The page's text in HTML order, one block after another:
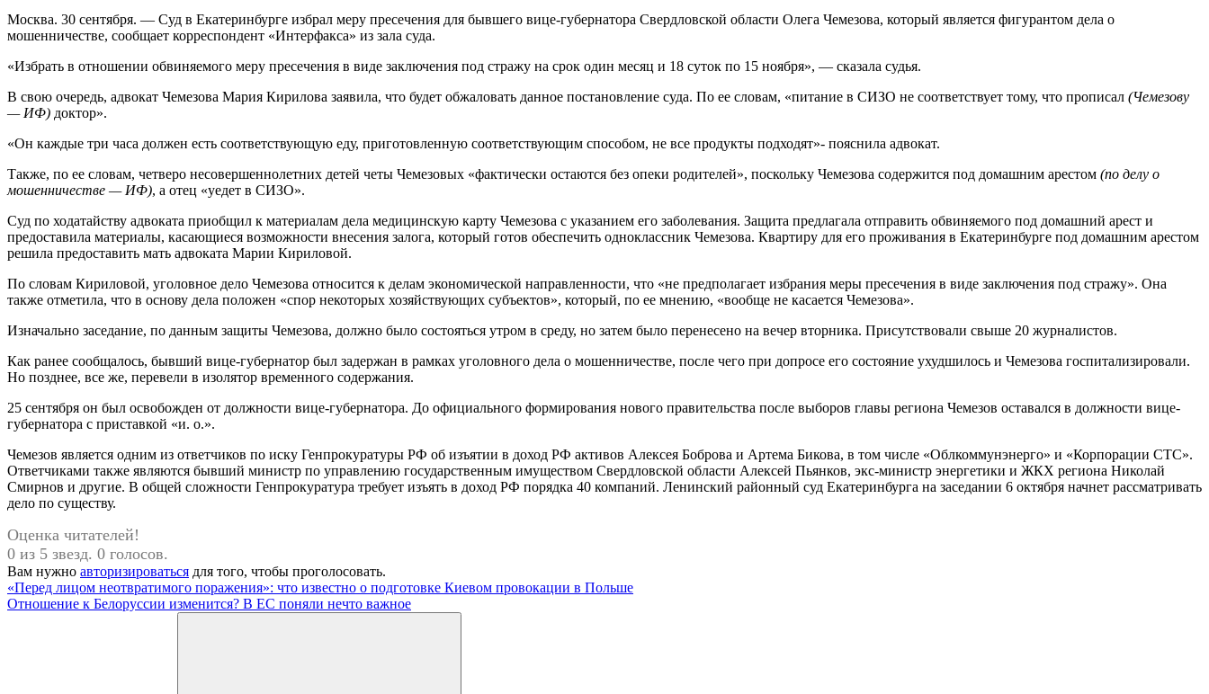
Москва. 30 сентября. — Суд в Екатеринбурге избрал меру пресечения для бывшего вице-губернатора Свердловской области Олега Чемезова, который является фигурантом дела о
мошенничестве, сообщает корреспондент «Интерфакса» из зала суда.
«Избрать в отношении обвиняемого меру пресечения в виде заключения под стражу на срок один месяц и 18 суток по 15 ноября», — сказала судья.
В свою очередь, адвокат Чемезова Мария Кирилова заявила, что будет обжаловать данное постановление суда. По ее словам, «питание в СИЗО не соответствует тому, что прописал (Чемезову
— ИФ) доктор».
«Он каждые три часа должен есть соответствующую еду, приготовленную соответствующим способом, не все продукты подходят»- пояснила адвокат.
Также, по ее словам, четверо несовершеннолетних детей четы Чемезовых «фактически остаются без опеки родителей», поскольку Чемезова содержится под домашним арестом (по делу о
мошенничестве — ИФ), а отец «уедет в СИЗО».
Суд по ходатайству адвоката приобщил к материалам дела медицинскую карту Чемезова с указанием его заболевания. Защита предлагала отправить обвиняемого под домашний арест и
предоставила материалы, касающиеся возможности внесения залога, который готов обеспечить одноклассник Чемезова. Квартиру для его проживания в Екатеринбурге под домашним арестом
решила предоставить мать адвоката Марии Кириловой.
По словам Кириловой, уголовное дело Чемезова относится к делам экономической направленности, что «не предполагает избрания меры пресечения в виде заключения под стражу». Она
также отметила, что в основу дела положен «спор некоторых хозяйствующих субъектов», который, по ее мнению, «вообще не касается Чемезова».
Изначально заседание, по данным защиты Чемезова, должно было состояться утром в среду, но затем было перенесено на вечер вторника. Присутствовали свыше 20 журналистов.
Как ранее сообщалось, бывший вице-губернатор был задержан в рамках уголовного дела о мошенничестве, после чего при допросе его состояние ухудшилось и Чемезова госпитализировали.
Но позднее, все же, перевели в изолятор временного содержания.
25 сентября он был освобожден от должности вице-губернатора. До официального формирования нового правительства после выборов главы региона Чемезов оставался в должности вице-
губернатора с приставкой «и. о.».
Чемезов является одним из ответчиков по иску Генпрокуратуры РФ об изъятии в доход РФ активов Алексея Боброва и Артема Бикова, в том числе «Облкоммунэнерго» и «Корпорации СТС».
Ответчиками также являются бывший министр по управлению государственным имуществом Свердловской области Алексей Пьянков, экс-министр энергетики и ЖКХ региона Николай
Смирнов и другие. В общей сложности Генпрокуратура требует изъять в доход РФ порядка 40 компаний. Ленинский районный суд Екатеринбурга на заседании 6 октября начнет рассматривать
дело по существу.
Оценка читателей!
0 из 5 звезд. 0 голосов.
Вам нужно авторизироваться для того, чтобы проголосовать.
Навигация
по
Предыдущая
запись:
«Перед лицом неотвратимого поражения»: что известно о подготовке Киевом провокации в Польше
Следующая
Отношение к Белоруссии изменится? В ЕС поняли нечто важное